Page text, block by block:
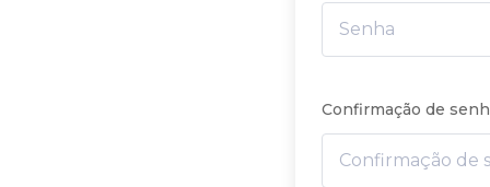
Confirmação de